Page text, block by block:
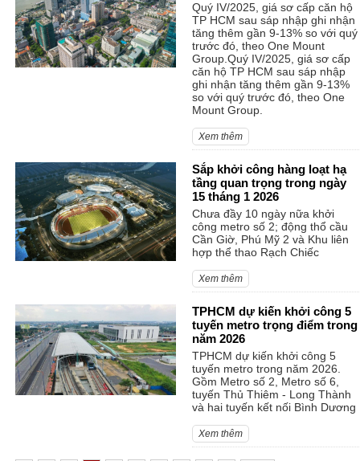
Quý IV/2025, giá sơ cấp căn hộ
TP HCM sau sáp nhập ghi nhận
tăng thêm gần 9-13% so với quý
trước đó, theo One Mount
Group.Quý IV/2025, giá sơ cấp
căn hộ TP HCM sau sáp nhập
ghi nhận tăng thêm gần 9-13%
so với quý trước đó, theo One
Mount Group.
Xem thêm
Sắp khởi công hàng loạt hạ
tầng quan trọng trong ngày
15 tháng 1 2026
Chưa đầy 10 ngày nữa khởi
công metro số 2; động thổ cầu
Cần Giờ, Phú Mỹ 2 và Khu liên
hợp thể thao Rạch Chiếc
Xem thêm
TPHCM dự kiến khởi công 5
tuyến metro trọng điểm trong
năm 2026
TPHCM dự kiến khởi công 5
tuyến metro trong năm 2026.
Gồm Metro số 2, Metro số 6,
tuyến Thủ Thiêm - Long Thành
và hai tuyến kết nối Bình Dương
Xem thêm